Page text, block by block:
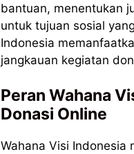
bantuan, menentukan
untuk tujuan sosial
Indonesia
jangkauan kegiatan
Peran Wahana
Donasi Online
Wahana Visi Indonesia